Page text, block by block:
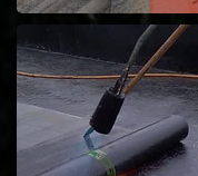
Peinture sur tuile
31